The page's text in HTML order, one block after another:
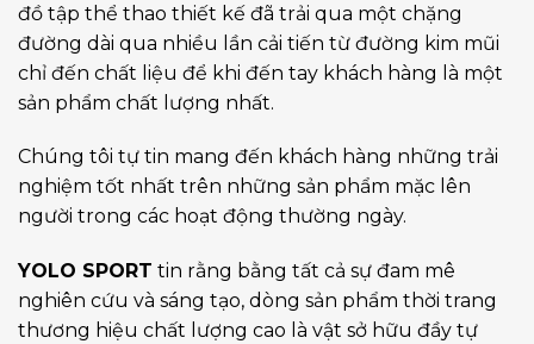
đồ tập thể thao thiết kế đã trải qua một chặng
đường dài qua nhiều lần cải tiến từ đường kim mũi
chỉ đến chất liệu để khi đến tay khách hàng là một
sản phẩm chất lượng nhất.
Chúng tôi tự tin mang đến khách hàng những trải
nghiệm tốt nhất trên những sản phẩm mặc lên
người trong các hoạt động thường ngày.
YOLO SPORT tin rằng bằng tất cả sự đam mê
nghiên cứu và sáng tạo, dòng sản phẩm thời trang
thương hiệu chất lượng cao là vật sở hữu đầy tự